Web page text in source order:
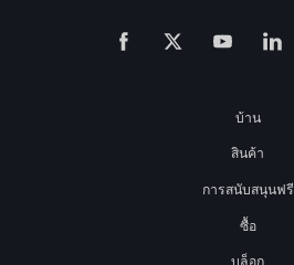
บ้าน
สินค้า
การสนับสนุนฟรี
ซื้อ
บล็อก